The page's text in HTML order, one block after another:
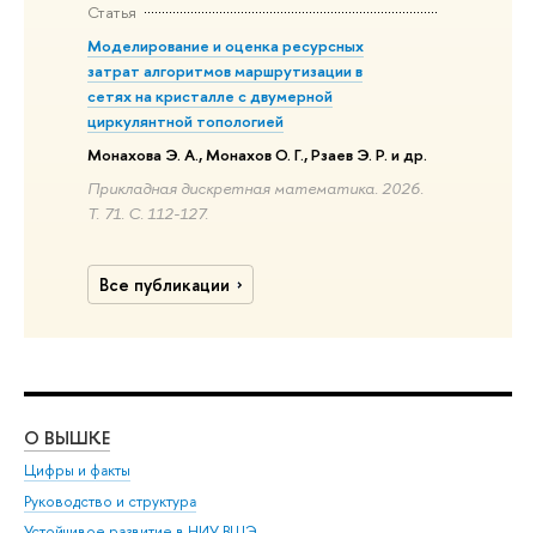
Статья
Моделирование и оценка ресурсных
затрат алгоритмов маршрутизации в
сетях на кристалле с двумерной
циркулянтной топологией
Монахова Э. А., Монахов О. Г., Рзаев Э. Р. и др.
Прикладная дискретная математика. 2026.
Т. 71. С. 112-127.
Все публикации
О ВЫШКЕ
Цифры и факты
Руководство и структура